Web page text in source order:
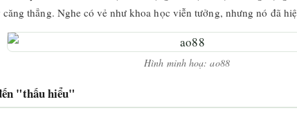
thẳng. Nghe có vẻ như khoa học viễn tưởng, nhưng nó đã
Hình minh hoạ: ao88
"thấu hiểu"